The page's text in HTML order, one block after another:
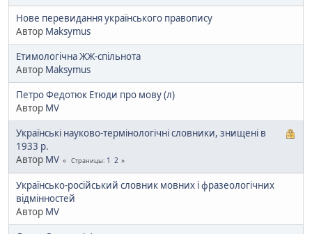
Нове перевидання українського правопису
Автор Maksymus
Етимологічна ЖЖ-спільнота
Автор Maksymus
Петро Федотюк Етюди про мову (л)
Автор MV
Українські науково-термінологічні словники, знищені в
1933 р.
Автор MV Страницы 1 2
Українсько-російський словник мовних і фразеологічних
відмінностей
Автор MV